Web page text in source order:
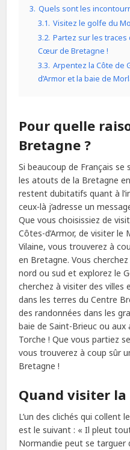
3. Quels sont les
3.1. Visitez le golfe du
3.2. Partez sur les
Cœur de Bretagne !
3.3. Arpentez la Côte de
d’Armor et la baie de
Pour quelle
Bretagne ?
Si beaucoup de Français
les atouts de la Bretagne
restent dubitatifs quant à
ceux-là j’adresse un
Que vous choisissiez de
Côtes-d’Armor, de visiter le
Vilaine, vous trouverez à
en Bretagne. Vous
nord ou sud et explorez le
cherchez à visiter des villes
dans les terres du Centre
des randonnées dans les
baie de Saint-Brieuc ou
Torche ! Que vous partiez
vous trouverez à coup sûr
Bretagne !
Quand visiter la
L’un des clichés qui collent
est le suivant : « Il pleut
Normandie peut se targuer